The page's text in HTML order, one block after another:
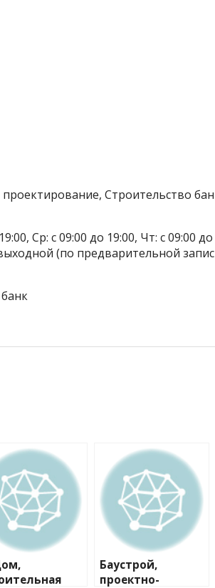
Строительство
Ср: с 09:00 до 19:00, Чт: с 09:00 до
выходной (по предварительной
Баустрой,
проектно-